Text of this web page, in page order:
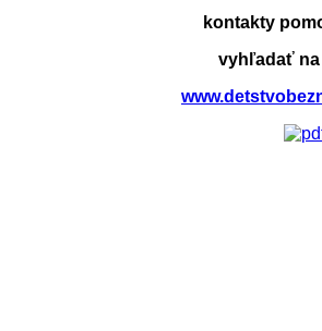
kontakty
vyhľadať na